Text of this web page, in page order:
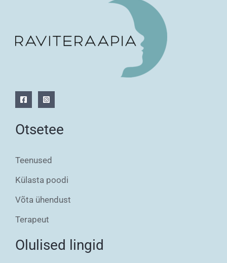
Otsetee
Teenused
Külasta poodi
Võta ühendust
Terapeut
Olulised lingid